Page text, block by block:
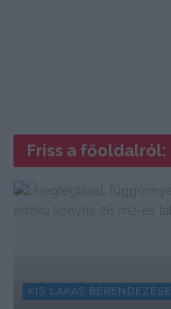
Friss a főoldalról:
KIS LAKÁS BERENDEZÉSE